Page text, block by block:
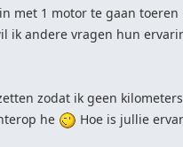
met 1 motor te gaan
ik andere vragen hun
zodat ik geen
he
Hoe is jullie